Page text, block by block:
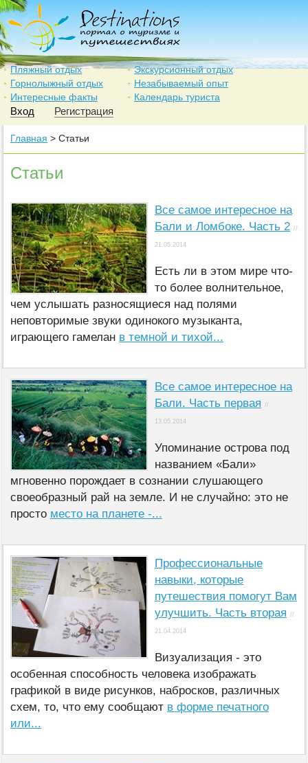
Пляжный отдых
Экскурсионный отдых
Горнолыжный отдых
Незабываемый опыт
Интересные факты
Календарь туриста
Вход Регистрация
Главная > Статьи
Статьи
Все самое интересное на
Бали и Ломбоке. Часть 2 //
21.05.2014
Есть ли в этом мире что-
то более волнительное,
чем услышать разносящиеся над полями
неповторимые звуки одинокого музыканта,
играющего гамелан в темной и тихой...
Все самое интересное на
Бали. Часть первая //
13.05.2014
Упоминание острова под
названием «Бали»
мгновенно порождает в сознании слушающего
своеобразный рай на земле. И не случайно: это не
просто место на планете -...
Профессиональные
навыки, которые
путешествия помогут Вам
улучшить. Часть вторая //
21.04.2014
Визуализация - это
особенная способность человека изображать
графикой в виде рисунков, набросков, различных
схем, то, что ему сообщают в форме печатного
или...